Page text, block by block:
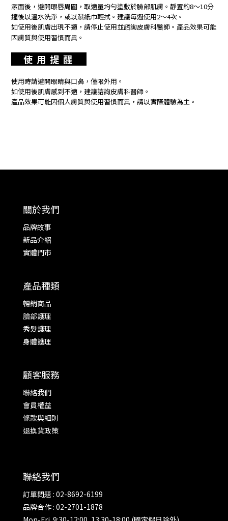
潔面後，避開眼唇周圍，取適量均勻塗敷於臉部肌膚。靜置約8～10分
鐘後以溫水洗淨，或以濕紙巾輕拭。建議每週使用2～4次。
如使用後肌膚出現不適，請停止使用並諮詢皮膚科醫師。產品效果可能
因膚質與使用習慣而異。
使 用 提 醒
使用時請避開眼睛與口鼻，僅限外用。
如使用後肌膚感到不適，建議諮詢皮膚科醫師。
產品效果可能因個人膚質與使用習慣而異，請以實際體驗為主。
關於我們
品牌故事
新品介紹
實體門市
產品種類
暢銷商品
臉部護理
秀髮護理
身體護理
顧客服務
聯絡我們
會員權益
條款與細則
退換貨政策
聯絡我們
訂單問題 : 02-8692-6199
品牌合作 : 02-2701-1878